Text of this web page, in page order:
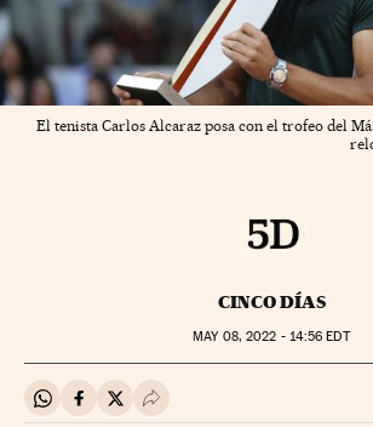
El tenista Carlos Alcaraz posa con el trofeo del
CINCO DÍAS
MAY08, 2022 - 14:56 EDT
Compartir en Whatsapp
Compartir en Facebook
Compartir en Twitter
Desplegar Redes Sociales